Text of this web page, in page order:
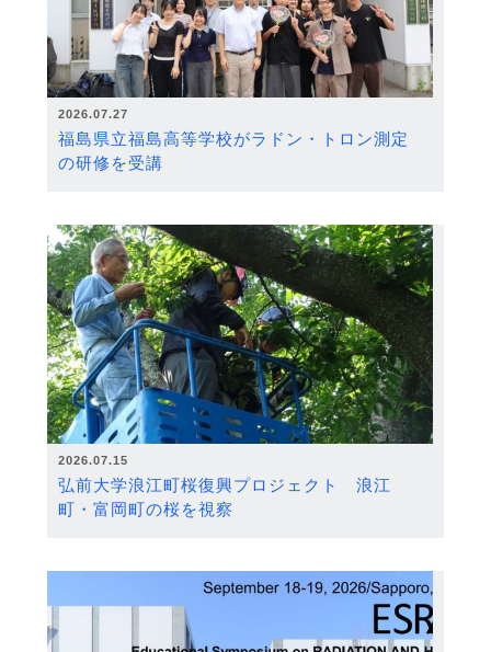
2026.07.27
福島県立福島高等学校がラドン・トロン測定
の研修を受講
2026.07.15
弘前大学浪江町桜復興プロジェクト 浪江
町・富岡町の桜を視察